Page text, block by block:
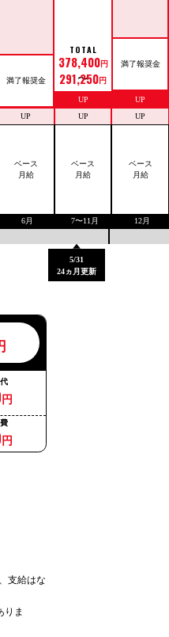
満了報奨金
UP
ベース
月給
TOTAL
378,400円
291,250円
UP
UP
ベース
月給
満了報奨金
UP
UP
ベース
月給
6月 7〜11月 12月
5/31
24ヵ月更新
円
円
支給はな
りま